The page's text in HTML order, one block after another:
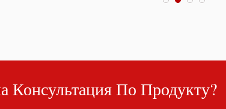
По Продукту?